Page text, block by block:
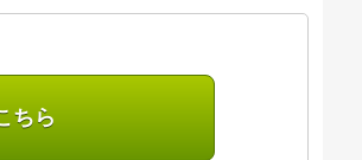
ちら